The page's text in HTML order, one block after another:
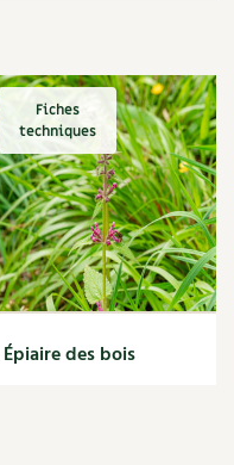
Fiches
techniques
Épiaire des bois